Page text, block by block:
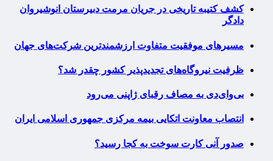
کشف کتیبه تاریخی در جریان مرمت دبیرستان انوشیروان
دادگر
مسیرهای موفقیت متفاوت ارزشمندترین شرکت‌های جهان
ظرفیت نیروگاه‌های تجدیدپذیر کشور چقدر شد؟
بی‌وای‌دی به مصاف رقبای ژاپنی می‌رود
انتصاب معاونت اتکایی بیمه مرکزی جمهوری اسلامی ایران
صدور آنی کارت سوخت به کجا رسید؟